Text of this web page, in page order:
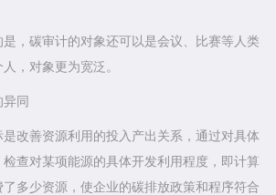
，碳审计的对象还可以是会议、比赛等人类
，对象更为宽泛。
异同
改善资源利用的投入产出关系，通过对具体
查对某项能源的具体开发利用程度，即计算
多少资源，使企业的碳排放政策和程序符合